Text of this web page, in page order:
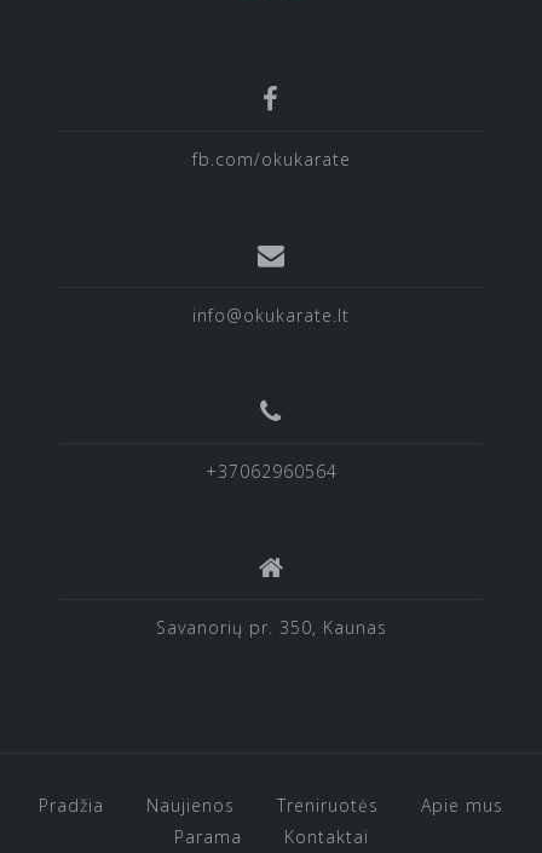
fb.com/okukarate
info@okukarate.lt
+37062960564
Savanorių pr. 350, Kaunas
Pradžia Naujienos Treniruotės
Apie mus
Parama
Kontaktai